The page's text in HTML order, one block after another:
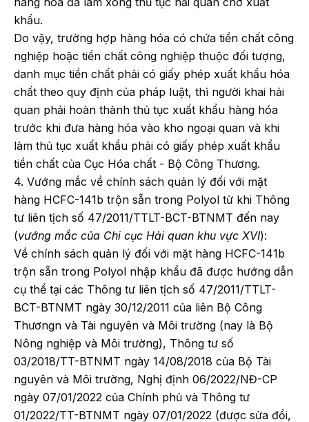
khẩu.
Do vậy, trường hợp hàng hóa có chứa tiền chất công
nghiệp hoặc tiền chất công nghiệp thuộc đối tượng,
danh mục tiền chất phải có giấy phép xuất khẩu hóa
chất theo quy định của pháp luật, thì người khai hải
quan phải hoàn thành thủ tục xuất khẩu hàng hóa
trước khi đưa hàng hóa vào kho ngoại quan và khi
làm thủ tục xuất khẩu phải có giấy phép xuất khẩu
tiền chất của Cục Hóa chất - Bộ Công Thương.
4. Vướng mắc về chính sách quản lý đối với mặt
hàng HCFC-141b trộn sẵn trong Polyol từ khi Thông
tư liên tịch số 47/2011/TTLT-BCT-BTNMT đến nay
(vướng mắc của Chi сụс Hải quan khu vực XVI):
Về chính sách quản lý đối với mặt hàng HCFC-141b
trộn sẵn trong Polyol nhập khẩu đã được hướng dẫn
cụ thể tại các Thông tư liên tịch số 47/2011/TTLT-
BCT-BTNMT ngày 30/12/2011 của liên Bộ Công
Thươngn và Tài nguyên và Môi trường (nay là Bộ
Nông nghiệp và Môi trường), Thông tư số
03/2018/TT-BTNMT ngày 14/08/2018 của Bộ Tài
nguyên và Môi trường, Nghị định 06/2022/NĐ-CP
ngày 07/01/2022 của Chính phủ và Thông tư
01/2022/TT-BTNMT ngày 07/01/2022 (được sửa đổi,